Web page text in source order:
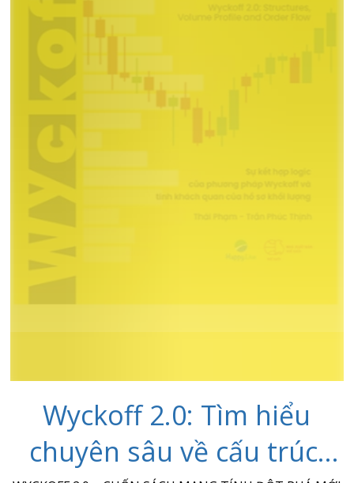
Wyckoff 2.0: Tìm hiểu
chuyên sâu về cấu trúc,